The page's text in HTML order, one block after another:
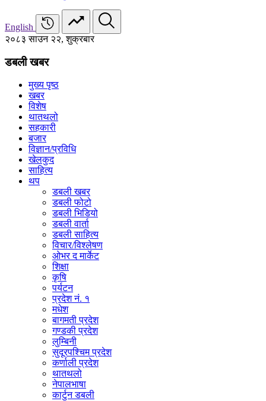
English
२०८३ साउन २२, शुक्रबार
डबली खबर
मुख्य पृष्ठ
खबर
विशेष
थातथलो
सहकारी
बजार
विज्ञान/प्रविधि
खेलकुद
साहित्य
थप
डबली खबर
डबली फोटो
डबली भिडियो
डबली वार्ता
डबली साहित्य
विचार/विश्‍लेषण
ओभर द मार्केट
शिक्षा
कृषि
पर्यटन
प्रदेश नं. १
मधेश
बागमती प्रदेश
गण्डकी प्रदेश
लुम्बिनी
सुदूरपश्चिम प्रदेश
कर्णाली प्रदेश
थातथलो
नेपालभाषा
कार्टुन डबली